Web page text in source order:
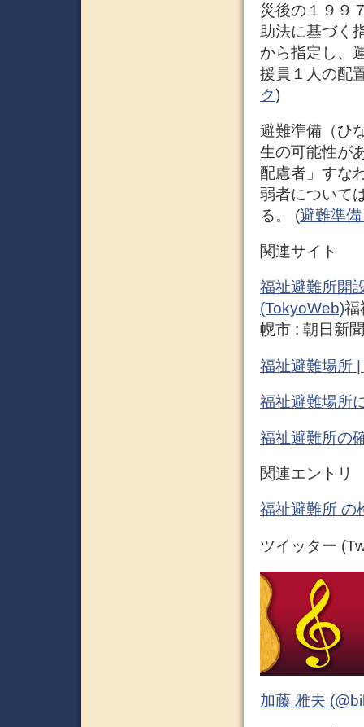
災後の１９９
助法に基づく
から指定し、
援員１人の配
ク)
避難準備（ひ
生の可能性が
配慮者」すな
弱者について
る。 (避難準
関連サイト
福祉避難所開
(TokyoWeb)福
幌市 : 朝日新
福祉避難場所
福祉避難場所
福祉避難所の
関連エントリ
福祉避難所 の
ツイッター
加藤 雅夫